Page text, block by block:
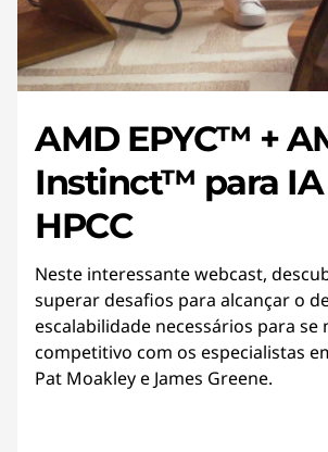
AMD EPYC™ +
Instinct™ para IA
HPCC
Neste interessante webcast,
superar desafios para alcançar o
escalabilidade necessários para se
competitivo com os especialistas
Pat Moakley e James Greene.